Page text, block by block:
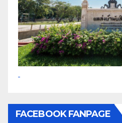
FACEBOOK FANPAGE